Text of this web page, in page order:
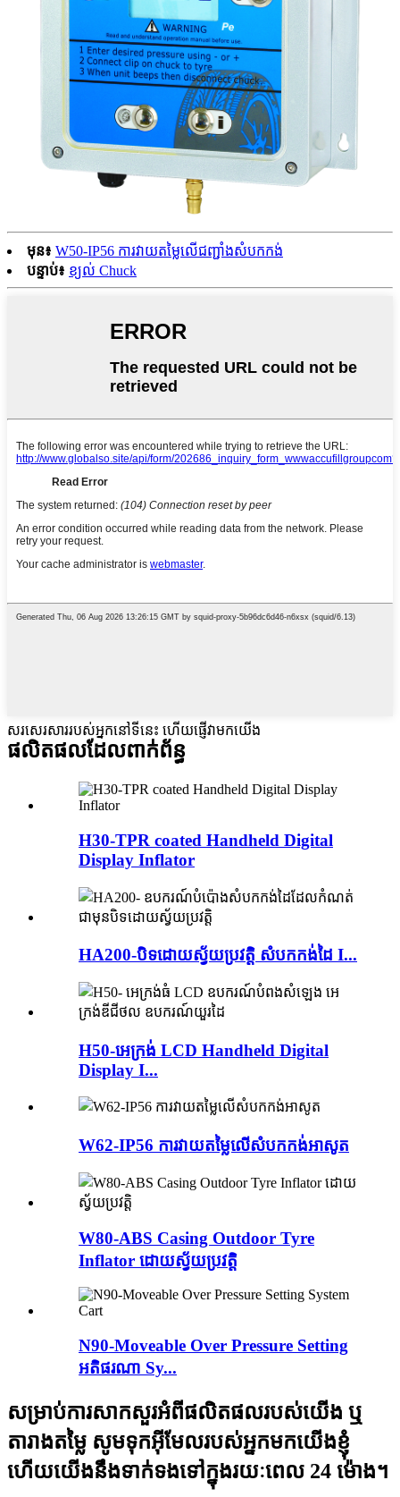
មុន៖ W50-IP56 ការវាយតម្លៃលើជញ្ជាំងសំបកកង់
បន្ទាប់៖ ខ្យល់ Chuck
សរសេរសាររបស់អ្នកនៅទីនេះ ហើយផ្ញើវាមកយើង
ផលិតផលដែលពាក់ព័ន្ធ
H30-TPR coated Handheld Digital
Display Inflator
HA200-បិទដោយស្វ័យប្រវត្តិ សំបកកង់ដៃ I...
H50-អេក្រង់ LCD Handheld Digital
Display I...
W62-IP56 ការវាយតម្លៃលើសំបកកង់អាសូត
W80-ABS Casing Outdoor Tyre
Inflator ដោយស្វ័យប្រវត្តិ
N90-Moveable Over Pressure Setting
អតិផរណា Sy...
សម្រាប់ការសាកសួរអំពីផលិតផលរបស់យើង ឬ
តារាងតម្លៃ សូមទុកអ៊ីមែលរបស់អ្នកមកយើងខ្ញុំ
ហើយយើងនឹងទាក់ទងទៅក្នុងរយៈពេល 24 ម៉ោង។